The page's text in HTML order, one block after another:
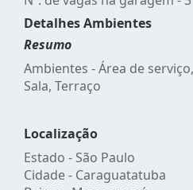
Detalhes Ambientes
Resumo
Ambientes - Área de
Sala, Terraço
Localização
Estado - São Paulo
Cidade - Caraguatatuba